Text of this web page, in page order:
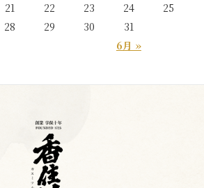
6月 »
21 22 23 24
25
28 29 30 31